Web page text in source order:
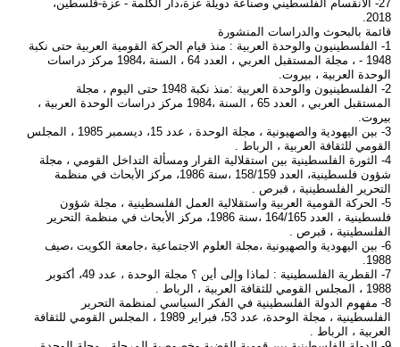
27- الانقسام الفلسطيني وصناعة دويلة غزة،دار الكلمة - غزة-فلسطين،
2018.
قائمة بالبحوث والدراسات المنشورة
1- الفلسطينيون والوحدة العربية : منذ قيام الحركة القومية العربية حتى نكبة
1948 - ، مجلة المستقبل العربي ، العدد 64 ، السنة ،1984 مركز دراسات
الوحدة العربية ، بيروت.
2- الفلسطينيون والوحدة العربية :منذ نكبة 1948 حتى اليوم ، مجلة
المستقبل العربي ، العدد 65 ، السنة ،1984 مركز دراسات الوحدة العربية ،
بيروت.
3- بين اليهودية والصهيونية ، مجلة الوحدة ، عدد 15، ديسمبر 1985 ، المجلس
القومي للثقافة العربية ، الرباط .
4- الثورة الفلسطينية بين استقلالية القرار ومسألة التداخل القومي ، مجلة
شؤون فلسطينية، العدد 158/159 ،سنة 1986، مركز الأبحاث في منظمة
التحرير الفلسطينية ، قبرص .
5- الحركة القومية العربية واستقلالية العمل الفلسطينية ، مجلة شؤون
فلسطينية ، العدد 164/165 ،سنة 1986، مركز الأبحاث في منظمة التحرير
الفلسطينية ، قبرص .
6- بين اليهودية والصهيونية ،مجلة العلوم الاجتماعية ،جامعة الكويت ،صيف
1988.
7- القطرية الفلسطينية : لماذا وإلى أين ؟ مجلة الوحدة ، عدد 49، أكتوبر
1988 ، المجلس القومي للثقافة العربية ، الرباط .
8- مفهوم الدولة الفلسطينية في الفكر السياسي لمنظمة التحرير
الفلسطينية ، مجلة الوحدة، عدد 53، فبراير 1989 ، المجلس القومي للثقافة
العربية ، الرباط .